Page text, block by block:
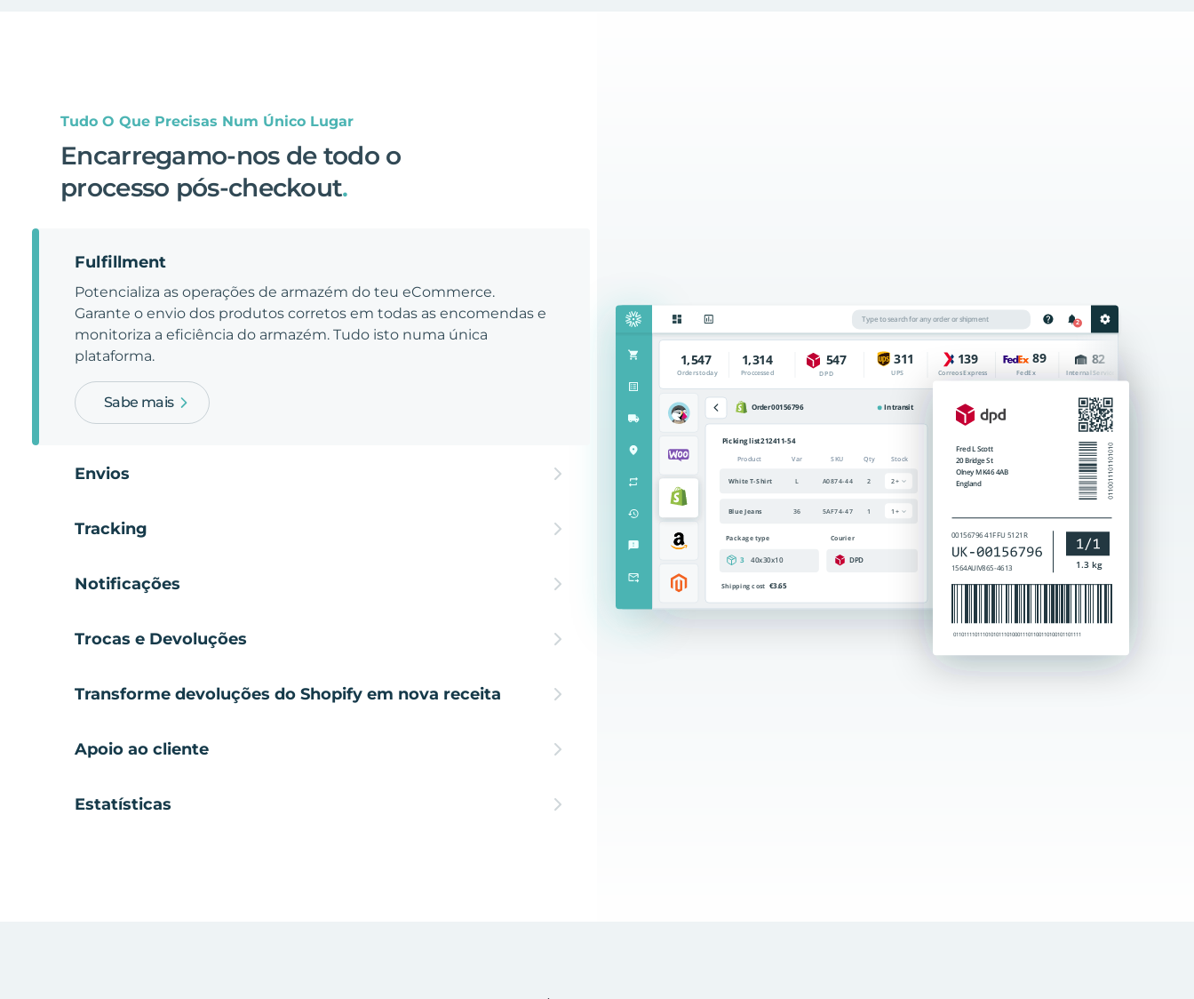
Tudo O Que Precisas Num Único Lugar
Encarregamo-nos de todo o
processo pós-checkout.
Fulfillment
Potencializa as operações de armazém do teu eCommerce.
Garante o envio dos produtos corretos em todas as encomendas e
monitoriza a eficiência do armazém. Tudo isto numa única
plataforma.
Sabe mais
Envios
Tracking
Notificações
Trocas e Devoluções
Transforme devoluções do Shopify em nova receita
Apoio ao cliente
Estatísticas